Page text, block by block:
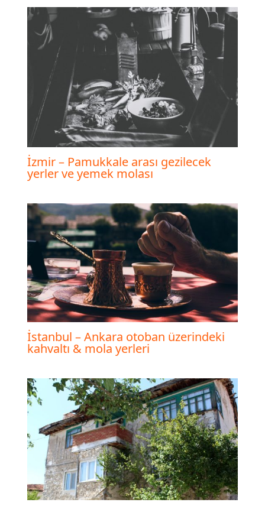
İzmir – Pamukkale arası gezilecek
yerler ve yemek molası
İstanbul – Ankara otoban üzerindeki
kahvaltı & mola yerleri